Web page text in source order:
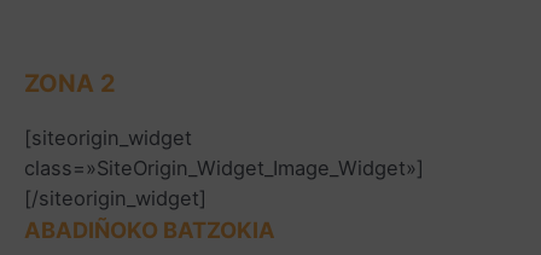
ZONA 2
[siteorigin_widget
class=»SiteOrigin_Widget_Image_Widget»]
[/siteorigin_widget]
ABADIÑOKO BATZOKIA